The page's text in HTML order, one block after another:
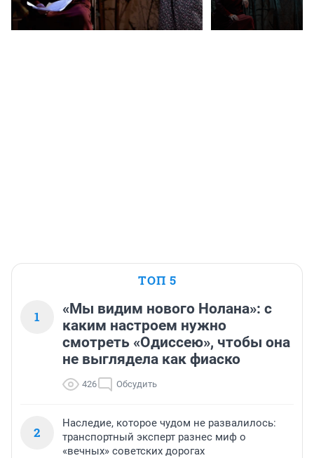
ТОП 5
1
«Мы видим нового Нолана»: с
каким настроем нужно
смотреть «Одиссею», чтобы она
не выглядела как фиаско
426 Обсудить
2
Наследие, которое чудом не развалилось:
транспортный эксперт разнес миф о
«вечных» советских дорогах